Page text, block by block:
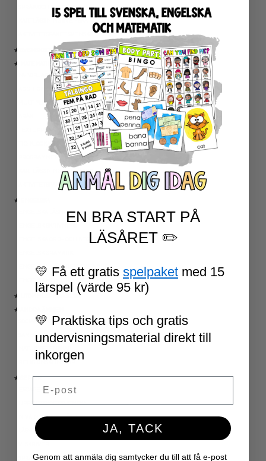
SPRÅK OCH BEGREPP
★ SVENSK SOM ANDRASPRÅK
★ MATEMATIK
NYBÖRJARTRÄNING
ADDITION OCH SUBTRAKTION
MULTIPLIKATION OCH DIVISION
TEXTUPPGIFTER
TID: KLOCKAN OCH KALENDER
PROGRAMMERING
KARTLÄGGNING MATEMATIK
AKTIVITETSPAKET MATEMATIK
★ ENGELSKA
ENGELSKA LÄSNING
ENGELSKA ORD- OCH BEGREPP
ENGELSKA HÖGFREKVENTA ORD
ENGELSK MUNTLIGA FÄRDIGHET
★ UTOMHUSPEDAGOGIK
★ ANDRA ÄMNEN
SOCIALA FÄRDIGHETER
SAMHÄLLSKUNSKAP
NATURVETENSKAP
RELIGIONSKUNSKAP
★ SERIER
ESCAPE ROOMS
UPPGIFTSKORT SVENSKA
NIVÅINDELADE LÄSTEXTER
LÄSKORT FAKTA
SPRÅKSPIRALEN
EN BRA START PÅ
LÄSÅRET ✏️
💛 Få ett gratis spelpaket med 15
lärspel (värde 95 kr)
💛 Praktiska tips och gratis
undervisningsmaterial direkt till
inkorgen
JA, TACK
Genom att anmäla dig samtycker du till att få e-post